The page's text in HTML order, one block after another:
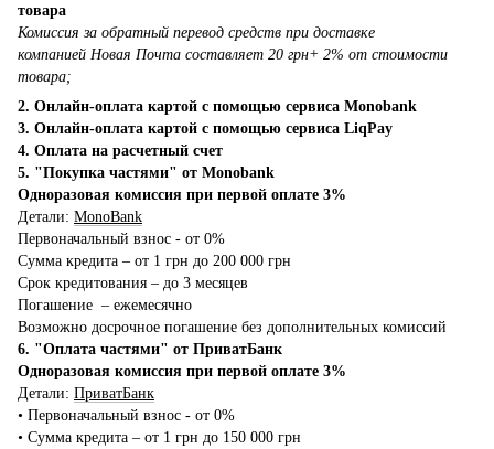
товара
Комиссия за обратный перевод средств при доставке
компанией Новая Почта составляет 20 грн+ 2% от стоимости
товара;
2. Онлайн-оплата картой с помощью сервиса Monobank
3. Онлайн-оплата картой с помощью сервиса LiqPay
4. Оплата на расчетный счет
5. "Покупка частями" от Monobank
Одноразовая комиссия при первой оплате 3%
Детали: MonoBank
Первоначальный взнос - от 0%
Сумма кредита – от 1 грн до 200 000 грн
Срок кредитования – до 3 месяцев
Погашение – ежемесячно
Возможно досрочное погашение без дополнительных комиссий
6. "Оплата частями" от ПриватБанк
Одноразовая комиссия при первой оплате 3%
Детали: ПриватБанк
•‎ Первоначальный взнос - от 0%
•‎ Сумма кредита – от 1 грн до 150 000 грн